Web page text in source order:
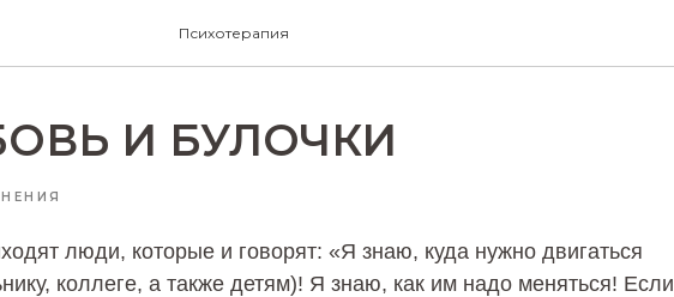
Психотерапия
И БУЛОЧКИ
люди, которые и говорят: «Я знаю, куда нужно двигаться
коллеге, а также детям)! Я знаю, как им надо меняться! Если